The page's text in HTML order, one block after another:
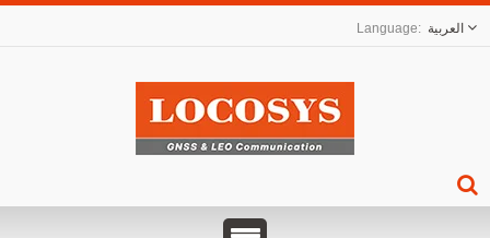
العربية